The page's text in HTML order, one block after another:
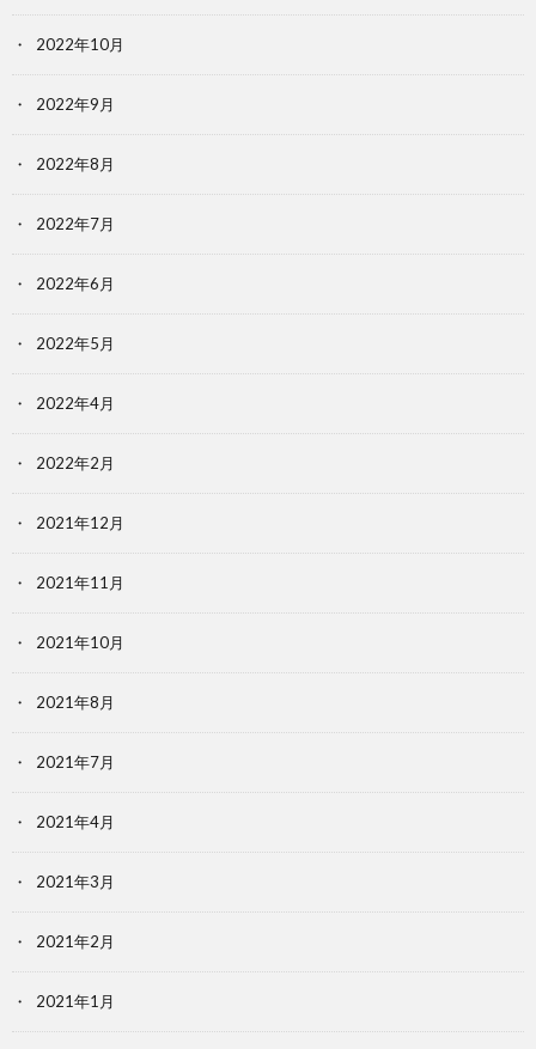
2022年10月
2022年9月
2022年8月
2022年7月
2022年6月
2022年5月
2022年4月
2022年2月
2021年12月
2021年11月
2021年10月
2021年8月
2021年7月
2021年4月
2021年3月
2021年2月
2021年1月